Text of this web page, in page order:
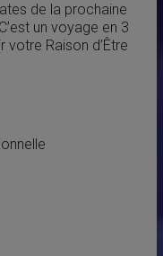
de la prochaine
un voyage en 3
Raison d’Être